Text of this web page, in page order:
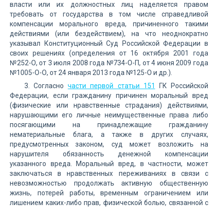
власти или их должностных лиц наделяется правом
требовать от государства в том числе справедливой
компенсации морального вреда, причиненного такими
действиями (или бездействием), на что неоднократно
указывал Конституционный Суд Российской Федерации в
своих решениях (определения от 16 октября 2001 года
№252-О, от 3 июля 2008 года №734-О-П, от 4 июня 2009 года
№1005-О-О, от 24 января 2013 года №125-О и др.).
3. Согласночасти первой статьи 151
ГК Российской
Федерации, если гражданину причинен моральный вред
(физические или нравственные страдания) действиями,
нарушающими его личные неимущественные права либо
посягающими на принадлежащие гражданину
нематериальные блага, а также в других случаях,
предусмотренных законом, суд может возложить на
нарушителя обязанность денежной компенсации
указанного вреда. Моральный вред, в частности, может
заключаться в нравственных переживаниях в связи с
невозможностью продолжать активную общественную
жизнь, потерей работы, временным ограничением или
лишением каких-либо прав, физической болью, связанной с